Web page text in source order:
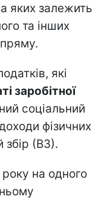
яких залежить
та інших
які
заробітної
соціальний
фізичних
збір (ВЗ).
на одного